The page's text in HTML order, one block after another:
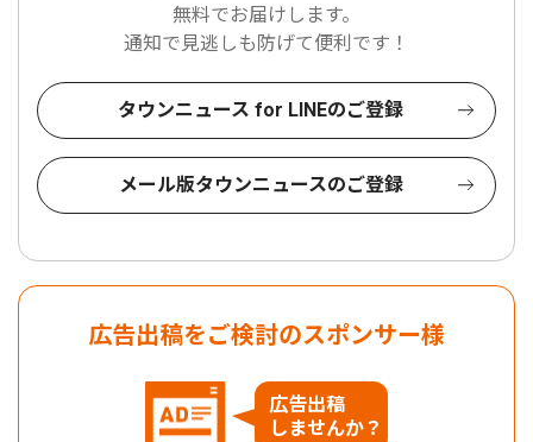
無料でお届けします。
通知で見逃しも防げて便利です！
タウンニュース for LINEのご登録
メール版タウンニュースのご登録
広告出稿をご検討のスポンサー様
広告出稿
しませんか？